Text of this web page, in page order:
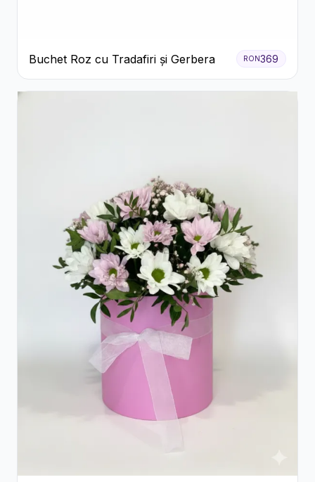
Buchet Roz cu Tradafiri și Gerbera RON369